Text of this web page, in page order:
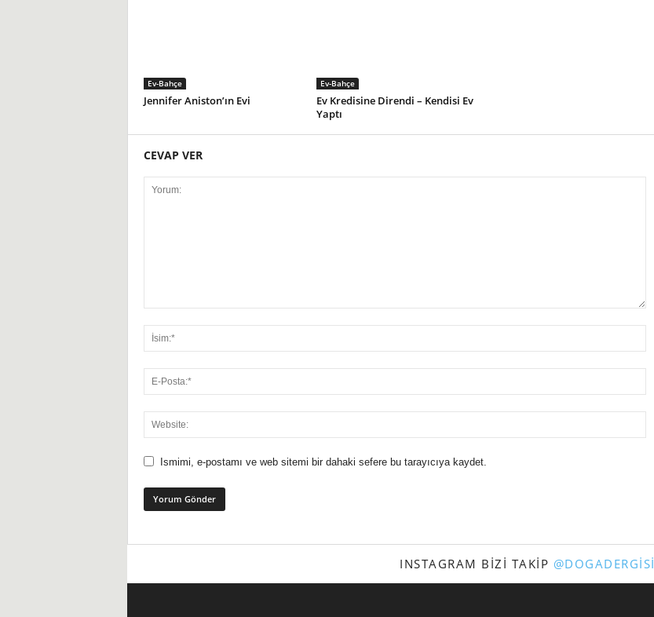
Ev-Bahçe
Jennifer Aniston’ın Evi
Ev-Bahçe
Ev Kredisine Direndi – Kendisi Ev
Yaptı
CEVAP VER
Ismimi, e-postamı ve web sitemi bir dahaki sefere bu tarayıcıya kaydet.
INSTAGRAM BIZI TAKIP @DOGADERGISI